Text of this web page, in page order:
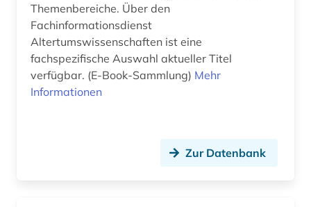
latein (8)
latinistik (1)
lehrbuch (1)
Themenbereiche. Über den
Fachinformationsdienst
Altertumswissenschaften ist eine
fachspezifische Auswahl aktueller Titel
verfügbar. (E-Book-Sammlung) Mehr
Informationen
Zur Datenbank